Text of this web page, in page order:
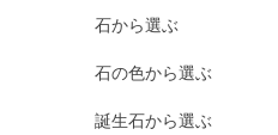
石から選ぶ
石の色から選ぶ
誕生石から選ぶ